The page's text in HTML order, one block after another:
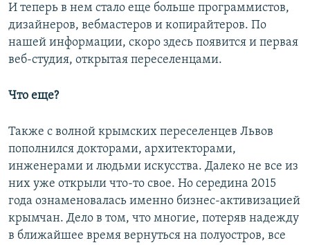
И теперь в нем стало еще больше программистов,
дизайнеров, вебмастеров и копирайтеров. По
нашей информации, скоро здесь появится и первая
веб-студия, открытая переселенцами.
Что еще?
Также с волной крымских переселенцев Львов
пополнился докторами, архитекторами,
инженерами и людьми искусства. Далеко не все из
них уже открыли что-то свое. Но середина 2015
года ознаменовалась именно бизнес-активизацией
крымчан. Дело в том, что многие, потеряв надежду
в ближайшее время вернуться на полуостров, все